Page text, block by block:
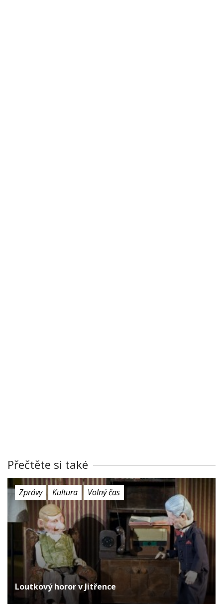
Přečtěte si také
Zprávy Kultura Volný čas
Loutkový horor v Jitřence